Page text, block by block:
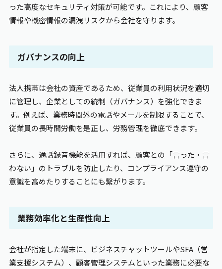
った高度なセキュリティ対策が可能です。これにより、顧客
情報や機密情報の漏洩リスクから会社を守ります。
ガバナンスの向上
法人携帯は会社の資産であるため、従業員の利用状況を適切
に管理し、企業としての統制（ガバナンス）を強化できま
す。例えば、業務時間外の電話やメールを制限することで、
従業員の長時間労働を是正し、労務管理を徹底できます。
さらに、通話録音機能を活用すれば、顧客との「言った・言
わない」のトラブルを防止したり、コンプライアンス遵守の
意識を高めたりすることにも繋がります。
業務効率化と生産性向上
会社が指定した端末に、ビジネスチャットツールやSFA（営
業支援システム）、顧客管理システムといった業務に必要な